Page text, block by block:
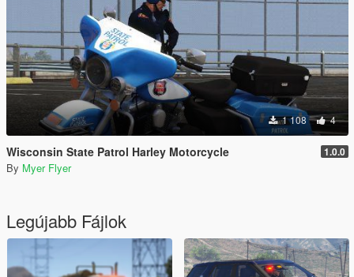
1 108 4
Wisconsin State Patrol Harley Motorcycle 1.0.0
By Myer Flyer
Legújabb Fájlok